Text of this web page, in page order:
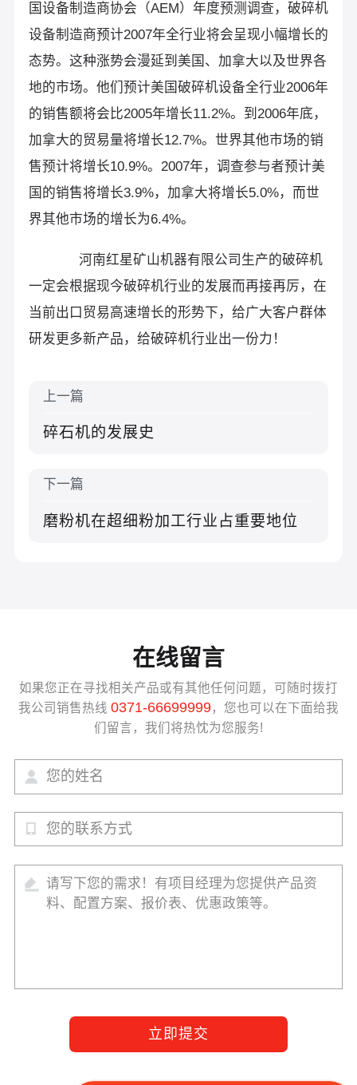
国设备制造商协会（AEM）年度预测调查，破碎机
设备制造商预计2007年全行业将会呈现小幅增长的
态势。这种涨势会漫延到美国、加拿大以及世界各
地的市场。他们预计美国破碎机设备全行业2006年
的销售额将会比2005年增长11.2%。到2006年底，
加拿大的贸易量将增长12.7%。世界其他市场的销
售预计将增长10.9%。2007年，调查参与者预计美
国的销售将增长3.9%，加拿大将增长5.0%，而世
界其他市场的增长为6.4%。
河南红星矿山机器有限公司生产的破碎机
一定会根据现今破碎机行业的发展而再接再厉，在
当前出口贸易高速增长的形势下，给广大客户群体
研发更多新产品，给破碎机行业出一份力！
上一篇
碎石机的发展史
下一篇
磨粉机在超细粉加工行业占重要地位
在线留言
如果您正在寻找相关产品或有其他任何问题，可随时拨打
我公司销售热线 0371-66699999，您也可以在下面给我
们留言，我们将热忱为您服务!
立即提交